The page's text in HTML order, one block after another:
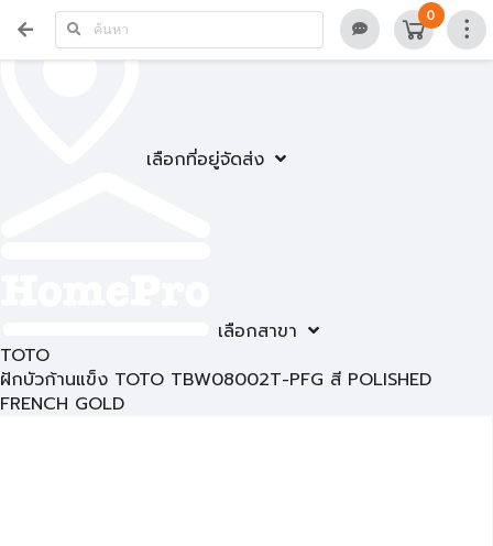
เลือกที่อยู่จัดส่ง
เลือกสาขา
0
TOTO
ฝักบัวก้านแข็ง TOTO TBW08002T-PFG สี POLISHED
FRENCH GOLD